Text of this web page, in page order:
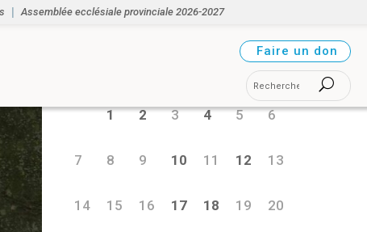
Assemblée ecclésiale provinciale 2026-2027
Faire un don
D
1 2 3 4 5 6
7 8 9 10 11 12 13
14 15 16 17 18 19 20